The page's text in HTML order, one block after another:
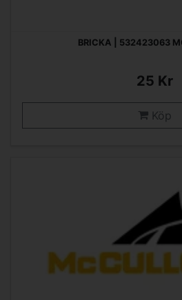
BRICKA | 532423063
25 Kr
Köp